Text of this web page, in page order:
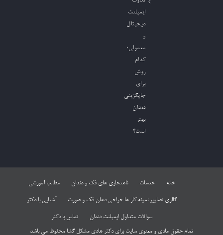
ایمپلنت
دیجیتال
و
معمولی؛
کدام
روش
برای
جایگزینی
دندان
بهتر
است؟
خانه خدمات ناهنجاری های فک و دندان مطالب آموزشی
گالری تصاویر نمونه کار ها جراحی دهان فک و صورت آشنایی با دکتر
سوالات متداول ایمپلنت دندان تماس با دکتر
تمام حقوق مادی و معنوی سایت برای دکتر هادی مشکل گشا محفوظ می باشد